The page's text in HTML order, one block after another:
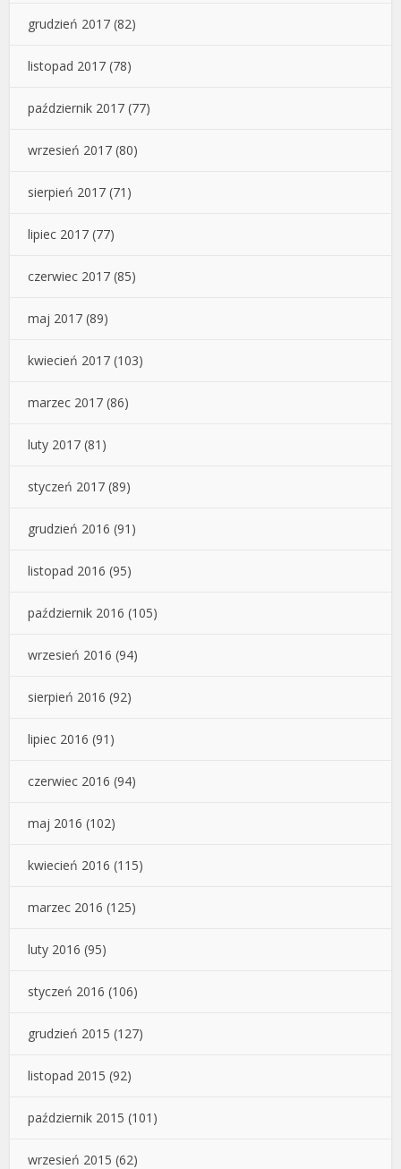
grudzień 2017 (82)
listopad 2017 (78)
październik 2017 (77)
wrzesień 2017 (80)
sierpień 2017 (71)
lipiec 2017 (77)
czerwiec 2017 (85)
maj 2017 (89)
kwiecień 2017 (103)
marzec 2017 (86)
luty 2017 (81)
styczeń 2017 (89)
grudzień 2016 (91)
listopad 2016 (95)
październik 2016 (105)
wrzesień 2016 (94)
sierpień 2016 (92)
lipiec 2016 (91)
czerwiec 2016 (94)
maj 2016 (102)
kwiecień 2016 (115)
marzec 2016 (125)
luty 2016 (95)
styczeń 2016 (106)
grudzień 2015 (127)
listopad 2015 (92)
październik 2015 (101)
wrzesień 2015 (62)